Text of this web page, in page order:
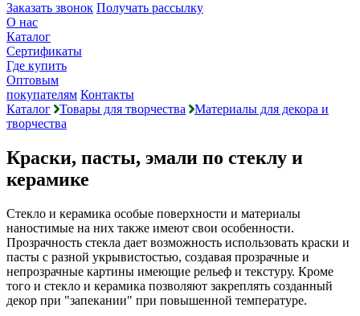
Заказать звонок Получать рассылку
О нас
Каталог
Сертификаты
Где купить
Оптовым
покупателям Контакты
Каталог
Товары для творчества
Материалы для декора и
творчества
Краски, пасты, эмали по стеклу и
керамике
Стекло и керамика особые поверхности и материалы
наностимые на них также имеют свои особенности.
Прозрачность стекла дает возможность использовать краски и
пасты с разной укрывистостью, создавая прозрачные и
непрозрачные картины имеющие рельеф и текстуру. Кроме
того и стекло и керамика позволяют закреплять созданный
декор при "запекании" при повышенной температуре.